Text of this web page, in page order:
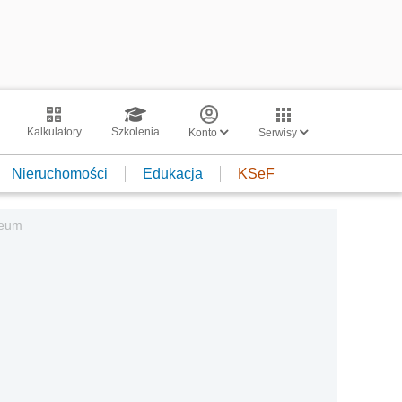
Kalkulatory Szkolenia Konto Serwisy
Nieruchomości Edukacja KSeF